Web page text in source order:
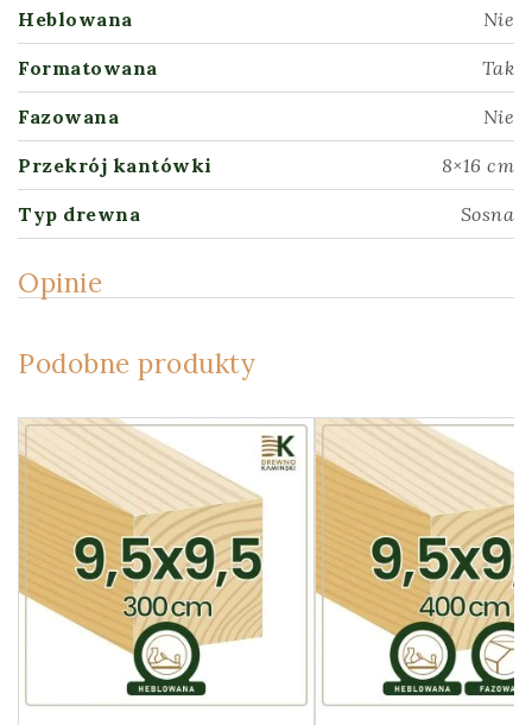
Heblowana Nie
Formatowana Tak
Fazowana Nie
Przekrój kantówki 8×16 cm
Typ drewna Sosna
Opinie
Podobne produkty